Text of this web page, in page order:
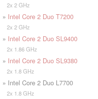
2x 2 GHz
» Intel Core 2 Duo T7200
2x 2 GHz
» Intel Core 2 Duo SL9400
2x 1.86 GHz
» Intel Core 2 Duo SL9380
2x 1.8 GHz
» Intel Core 2 Duo L7700
2x 1.8 GHz